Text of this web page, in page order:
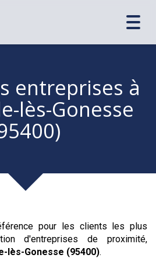
entreprises à
lès-Gonesse
pour les clients les plus
d'entreprises de proximité,
lès-Gonesse (95400).